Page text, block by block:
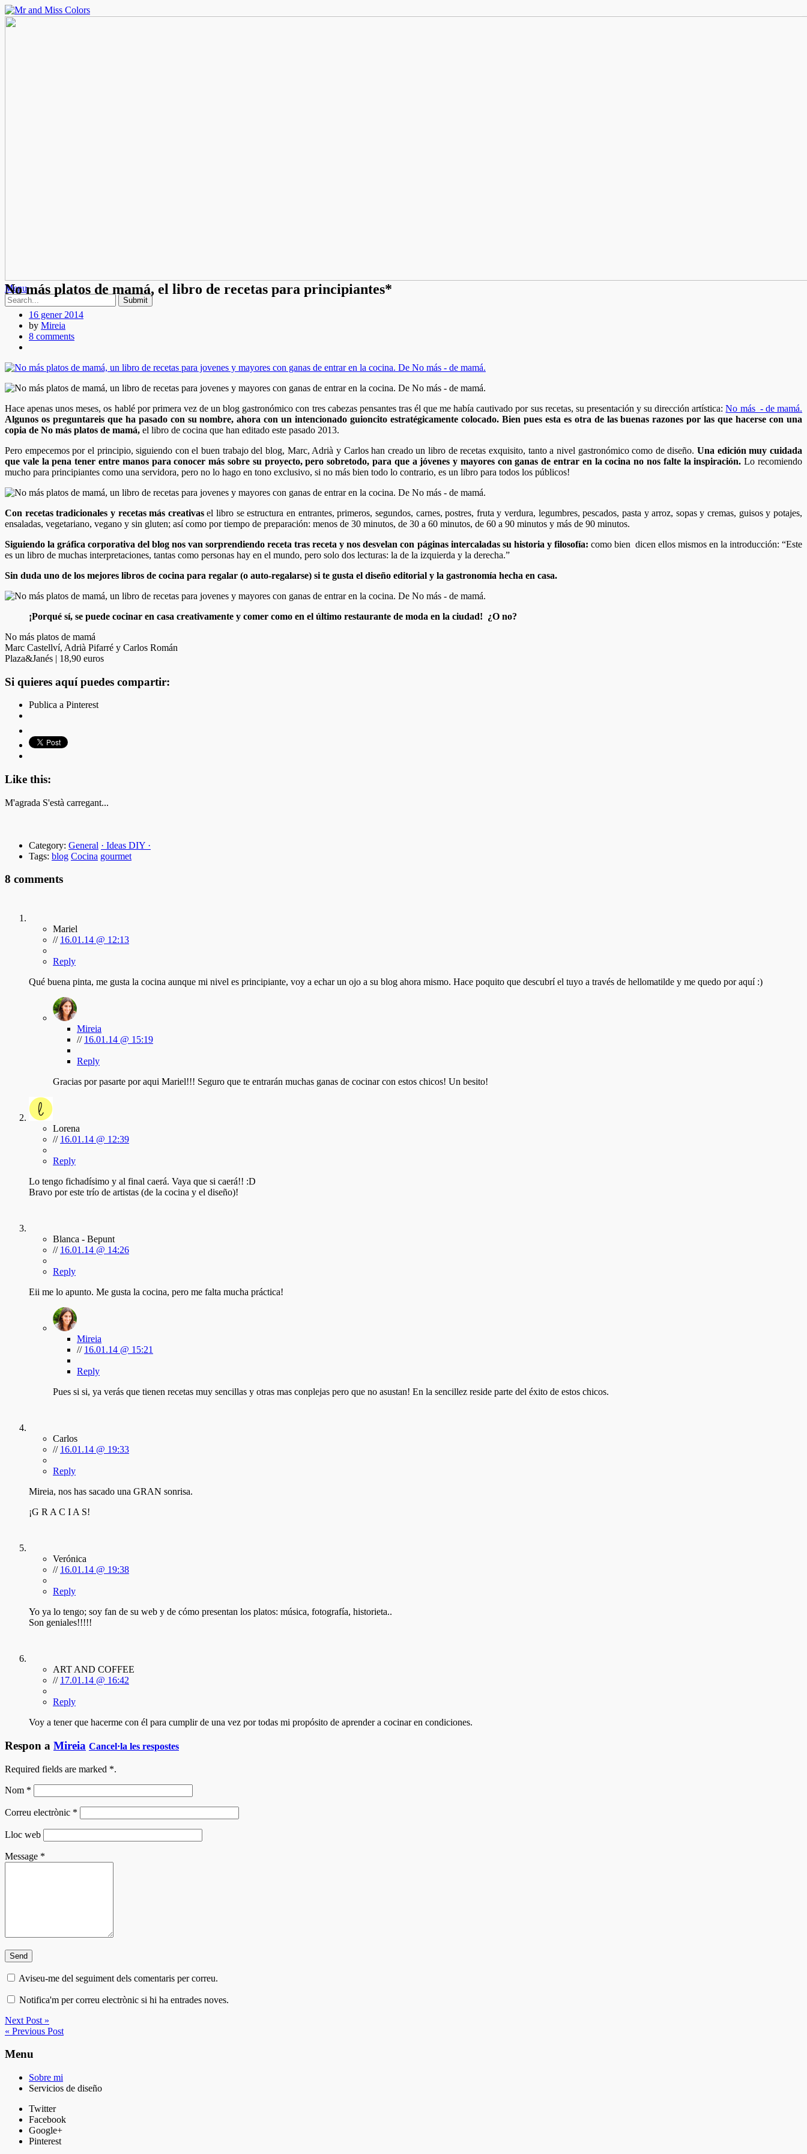
Menu
No más platos de mamá, el libro de recetas para principiantes*
16 gener 2014
by Mireia
8 comments
Hace apenas unos meses, os hablé por primera vez de un blog gastronómico con tres cabezas pensantes tras él que me había cautivado por sus recetas, su presentación y su dirección artística:No más - de mamá.
Algunos os preguntareis que ha pasado con su nombre, ahora con un intencionado guioncito estratégicamente colocado. Bien pues esta es otra de las buenas razones por las que hacerse con una
copia de No más platos de mamá, el libro de cocina que han editado este pasado 2013.
Pero empecemos por el principio, siguiendo con el buen trabajo del blog, Marc, Adrià y Carlos han creado un libro de recetas exquisito, tanto a nivel gastronómico como de diseño.Una edición muy cuidada
que vale la pena tener entre manos para conocer más sobre su proyecto, pero sobretodo, para que a jóvenes y mayores con ganas de entrar en la cocina no nos falte la inspiración. Lo recomiendo
mucho para principiantes como una servidora, pero no lo hago en tono exclusivo, si no más bien todo lo contrario, es un libro para todos los públicos!
Con recetas tradicionales y recetas más creativasel libro se estructura en entrantes, primeros, segundos, carnes, postres, fruta y verdura, legumbres, pescados, pasta y arroz, sopas y cremas, guisos y potajes,
ensaladas, vegetariano, vegano y sin gluten; así como por tiempo de preparación: menos de 30 minutos, de 30 a 60 minutos, de 60 a 90 minutos y más de 90 minutos.
Siguiendo la gráfica corporativa del blog nos van sorprendiendo receta tras receta y nos desvelan con páginas intercaladas su historia y filosofía: como bien dicen ellos mismos en la introducción: “Este
es un libro de muchas interpretaciones, tantas como personas hay en el mundo, pero solo dos lecturas: la de la izquierda y la derecha.”
Sin duda uno de los mejores libros de cocina para regalar (o auto-regalarse) si te gusta el diseño editorial y la gastronomía hecha en casa.
¡Porqué sí, se puede cocinar en casa creativamente y comer como en el último restaurante de moda en la ciudad! ¿O no?
No más platos de mamá
Marc Castellví, Adrià Pifarré y Carlos Román
Plaza&Janés | 18,90 euros
Si quieres aquí puedes compartir:
Publica a Pinterest
Like this:
M'agrada S'està carregant...
Category: General · Ideas DIY ·
Tags: blog Cocina gourmet
8 comments
Mariel
// 16.01.14 @ 12:13
Reply
Qué buena pinta, me gusta la cocina aunque mi nivel es principiante, voy a echar un ojo a su blog ahora mismo. Hace poquito que descubrí el tuyo a través de hellomatilde y me quedo por aquí :)
Mireia
// 16.01.14 @ 15:19
Reply
Gracias por pasarte por aqui Mariel!!! Seguro que te entrarán muchas ganas de cocinar con estos chicos! Un besito!
Lorena
// 16.01.14 @ 12:39
Reply
Lo tengo fichadísimo y al final caerá. Vaya que si caerá!! :D
Bravo por este trío de artistas (de la cocina y el diseño)!
Blanca - Bepunt
// 16.01.14 @ 14:26
Reply
Eii me lo apunto. Me gusta la cocina, pero me falta mucha práctica!
Mireia
// 16.01.14 @ 15:21
Reply
Pues si si, ya verás que tienen recetas muy sencillas y otras mas conplejas pero que no asustan! En la sencillez reside parte del éxito de estos chicos.
Carlos
// 16.01.14 @ 19:33
Reply
Mireia, nos has sacado una GRAN sonrisa.
¡G R A C I A S!
Verónica
// 16.01.14 @ 19:38
Reply
Yo ya lo tengo; soy fan de su web y de cómo presentan los platos: música, fotografía, historieta..
Son geniales!!!!!
ART AND COFFEE
// 17.01.14 @ 16:42
Reply
Voy a tener que hacerme con él para cumplir de una vez por todas mi propósito de aprender a cocinar en condiciones.
Respon a Mireia Cancel·la les respostes
Required fields are marked *.
Nom *
Correu electrònic *
Lloc web
Message *
Aviseu-me del seguiment dels comentaris per correu.
Notifica'm per correu electrònic si hi ha entrades noves.
Next Post »
« Previous Post
Menu
Sobre mi
Servicios de diseño
Twitter
Facebook
Google+
Pinterest